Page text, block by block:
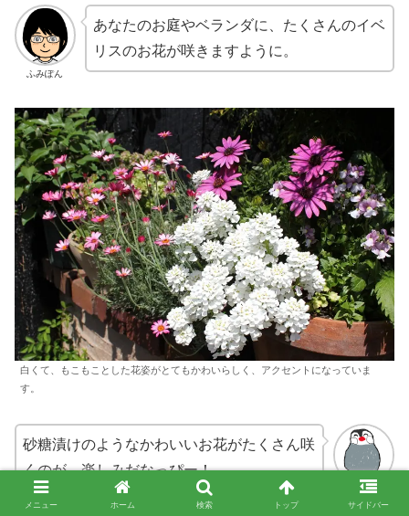
ふみぽん
あなたのお庭やベランダに、たくさんのイベ
リスのお花が咲きますように。
白くて、もこもことした花姿がとてもかわいらしく、アクセントになっていま
す。
ちーちゃん
砂糖漬けのようなかわいいお花がたくさん咲
くのが、楽しみだなっぴー！
メニュー ホーム 検索 トップ サイドバー